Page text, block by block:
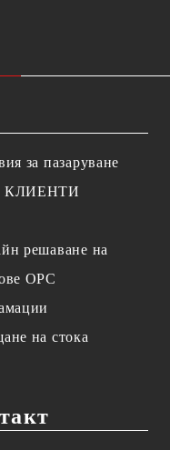
за пазаруване
КЛИЕНТИ
решаване на
OPC
на стока